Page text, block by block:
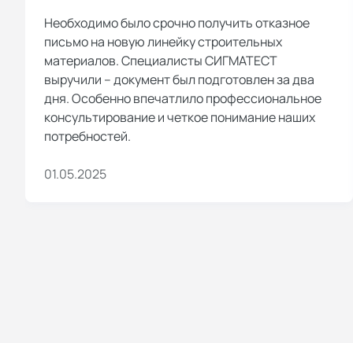
Необходимо было срочно получить отказное
письмо на новую линейку строительных
материалов. Специалисты СИГМАТЕСТ
выручили – документ был подготовлен за два
дня. Особенно впечатлило профессиональное
консультирование и четкое понимание наших
потребностей.
01.05.2025